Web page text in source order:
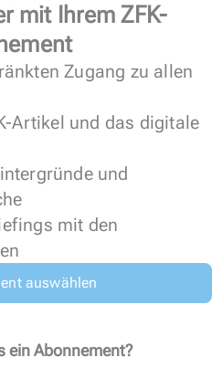
mit Ihrem ZFK-
Zugang zu allen
Artikel und das digitale
und
mit den
auswählen
ein Abonnement?